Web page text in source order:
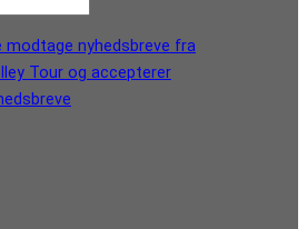
modtage nyhedsbreve fra
Tour og accepterer